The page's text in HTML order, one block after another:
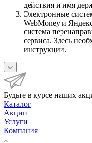
действия и имя
Электронные
WebMoney и
система
сервиса. Здесь
инструкции.
Будьте в курсе наших
Каталог
Акции
Услуги
Компания